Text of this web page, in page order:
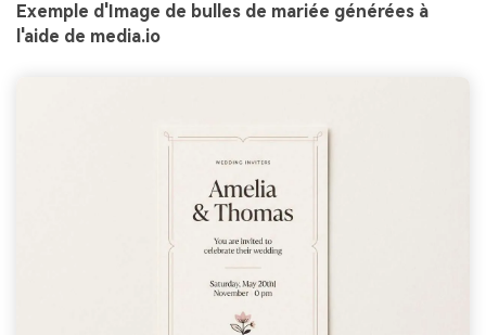
Exemple d'Image de bulles de mariée générées à
l'aide de media.io